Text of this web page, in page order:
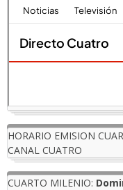
HORARIO EMISION
CANAL CUATRO
CUARTO MILENIO: